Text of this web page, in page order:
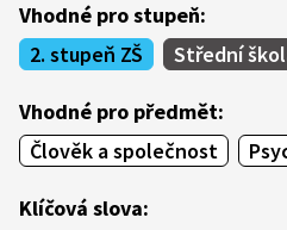
Vhodné pro stupeň:
2. stupeň ZŠ
Střední
Vhodné pro předmět:
Člověk a společnost
Klíčová slova: